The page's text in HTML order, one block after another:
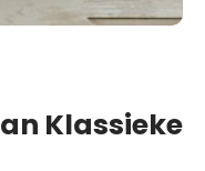
Klassieke